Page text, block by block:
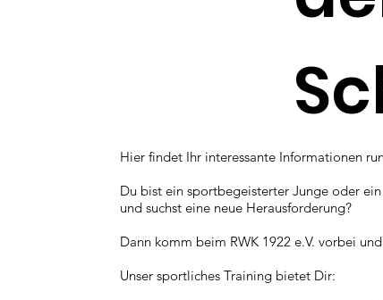
Hier findet Ihr interessante Informationen
Du bist ein sportbegeisterter Junge oder
und suchst eine neue Herausforderung?
Dann komm beim RWK 1922 e.V. vorbei
Unser sportliches Training bietet Dir: